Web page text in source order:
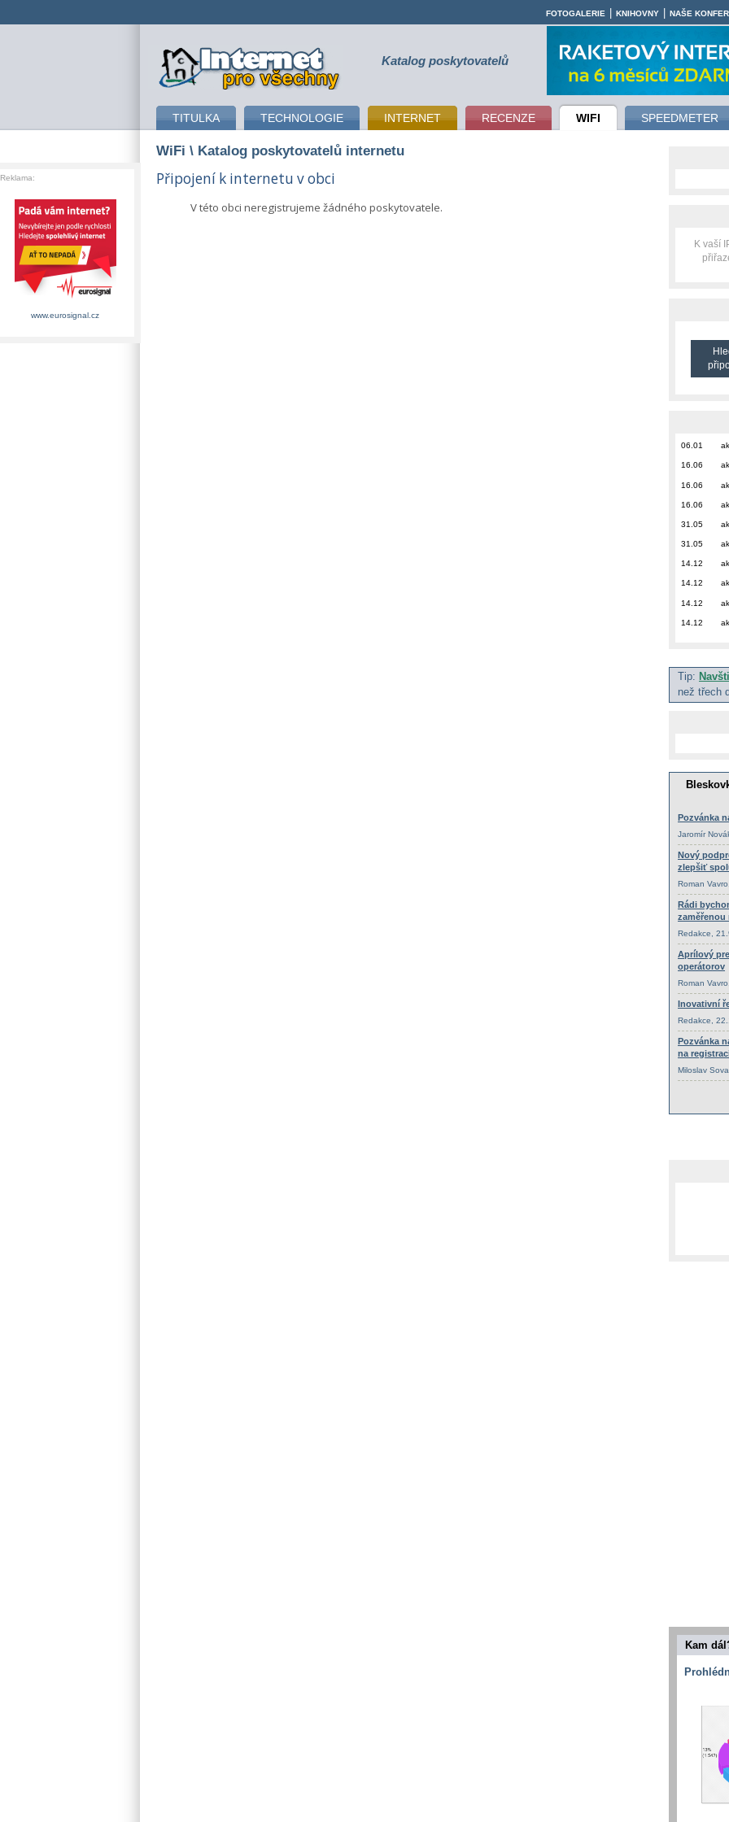
připojení k internetu Katalog poskytovatelů
TITULKA TECHNOLOGIE INTERNET RECENZE WIFI SPEEDMETER
FOTOGALERIE KNIHOVNY NAŠE
WiFi \ Katalog poskytovatelů internetu
Připojení k internetu v obci
V této obci neregistrujeme žádného poskytovatele.
K vaší
06.01
16.06
16.06
16.06
31.05
31.05
14.12
14.12
14.12
14.12
Tip:
než třech
Kam
Reklama:
www.eurosignal.cz